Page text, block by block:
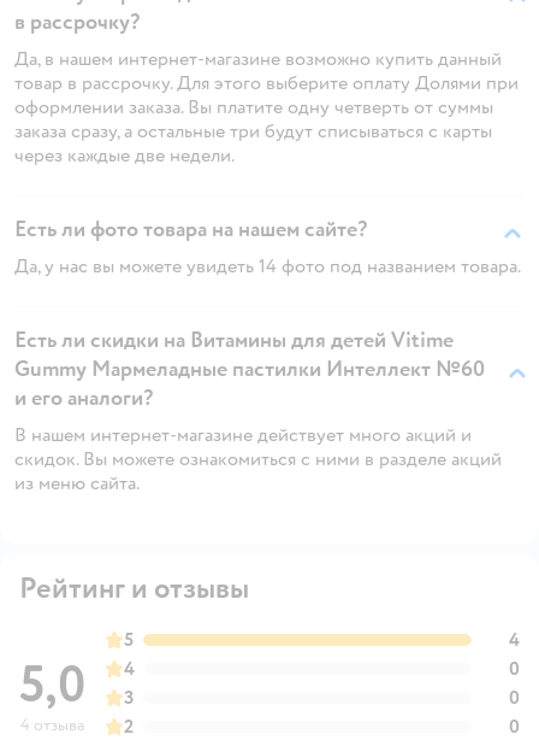
в рассрочку?
Да, в нашем интернет-магазине возможно купить данный
товар в рассрочку. Для этого выберите оплату Долями при
оформлении заказа. Вы платите одну четверть от суммы
заказа сразу, а остальные три будут списываться с карты
через каждые две недели.
Есть ли фото товара на нашем сайте?
Да, у нас вы можете увидеть 14 фото под названием товара.
Есть ли скидки на Витамины для детей Vitime
Gummy Мармеладные пастилки Интеллект №60
и его аналоги?
В нашем интернет-магазине действует много акций и
скидок. Вы можете ознакомиться с ними в разделе акций
из меню сайта.
Рейтинг и отзывы
5,0
4 отзыва
5
4
4
0
3
0
2
0